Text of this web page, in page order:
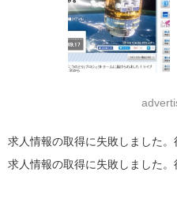
求人情報の取得に失敗しました。
求人情報の取得に失敗しました。